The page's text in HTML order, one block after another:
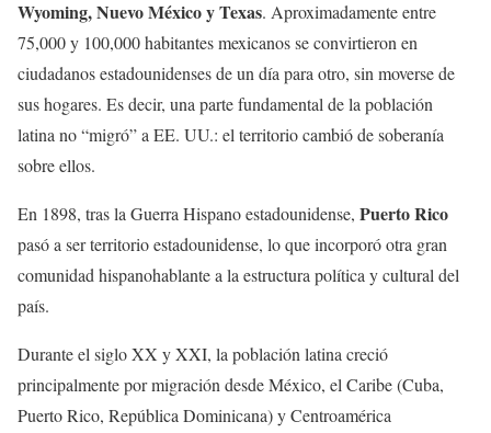
Wyoming, Nuevo México y Texas. Aproximadamente entre
75,000 y 100,000 habitantes mexicanos se convirtieron en
ciudadanos estadounidenses de un día para otro, sin moverse de
sus hogares. Es decir, una parte fundamental de la población
latina no “migró” a EE. UU.: el territorio cambió de soberanía
sobre ellos.
En 1898, tras la Guerra Hispano estadounidense, Puerto Rico
pasó a ser territorio estadounidense, lo que incorporó otra gran
comunidad hispanohablante a la estructura política y cultural del
país.
Durante el siglo XX y XXI, la población latina creció
principalmente por migración desde México, el Caribe (Cuba,
Puerto Rico, República Dominicana) y Centroamérica